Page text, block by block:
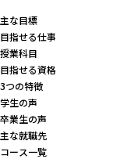
主な目標
目指せる仕事
授業科目
目指せる資格
3つの特徴
学生の声
卒業生の声
主な就職先
コース一覧